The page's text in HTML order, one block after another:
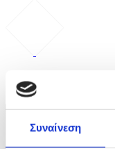
Συναίνεση
ΦΩΤΟ